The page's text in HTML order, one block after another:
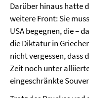
Darüber hinaus hatte
weitere Front: Sie
USA begegnen, die –
die Diktatur in
nicht vergessen, dass
Zeit noch unter
eingeschränkte